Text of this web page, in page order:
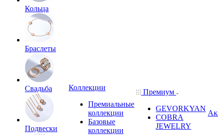
Кольца
Браслеты
Свадьба
Подвески
Коллекции
Премиальные
коллекции
Базовые
коллекции
Премиум
GEVORKYAN
COBRA
JEWELRY